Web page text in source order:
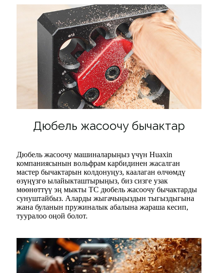
Дюбель жасоочу бычактар
Дюбель жасоочу машиналарыңыз үчүн Huaxin
компаниясынын вольфрам карбидинен жасалган
мастер бычактарын колдонуңуз, каалаган өлчөмдү
өзүңүзгө ылайыкташтырыңыз, биз сизге узак
мөөнөттүү эң мыкты TC дюбель жасоочу бычактарды
сунуштайбыз. Аларды жыгачыңыздын тыгыздыгына
жана буланын пружиналык абалына жараша кесип,
тууралоо оңой болот.